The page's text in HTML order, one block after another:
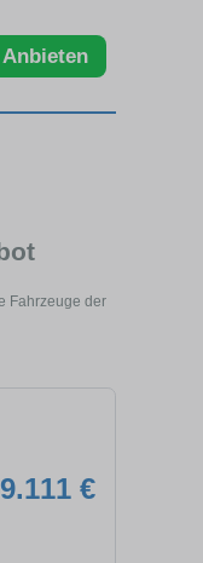
Anbieten
Fahrzeuge der
€